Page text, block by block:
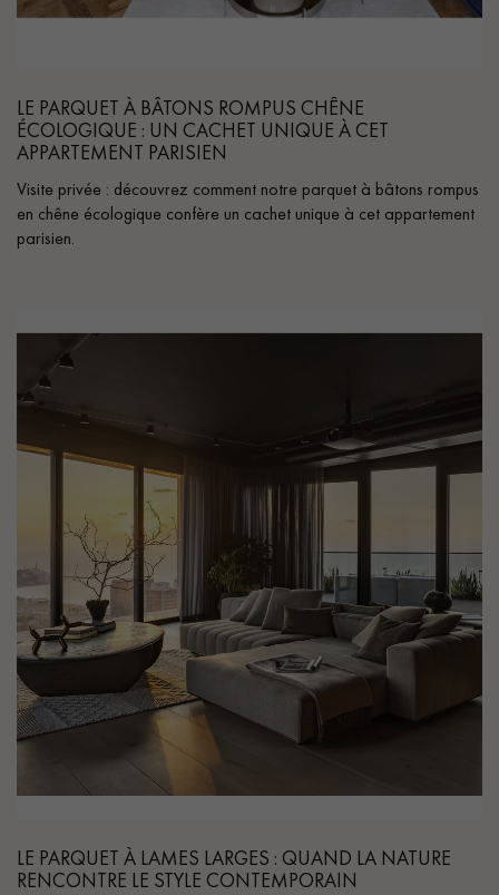
LE PARQUET À BÂTONS ROMPUS CHÊNE
ÉCOLOGIQUE : UN CACHET UNIQUE À CET
APPARTEMENT PARISIEN
Visite privée : découvrez comment notre parquet à bâtons rompus
en chêne écologique confère un cachet unique à cet appartement
parisien.
LE PARQUET À LAMES LARGES : QUAND LA NATURE
RENCONTRE LE STYLE CONTEMPORAIN